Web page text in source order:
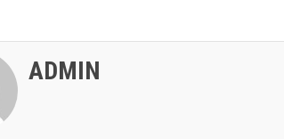
ADMIN